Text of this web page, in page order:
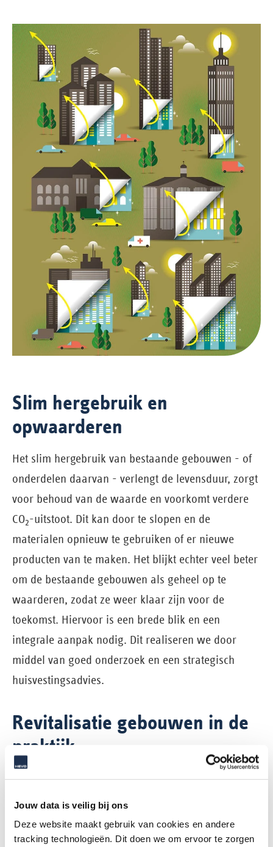
Jouw data is veilig bij ons
Deze website maakt gebruik van cookies en andere
tracking technologieën. Dit doen we om ervoor te zorgen
Slim hergebruik en
opwaarderen
Het slim hergebruik van bestaande gebouwen - of
onderdelen daarvan - verlengt de levensduur, zorgt
voor behoud van de waarde en voorkomt verdere
CO2-uitstoot. Dit kan door te slopen en de
materialen opnieuw te gebruiken of er nieuwe
producten van te maken. Het blijkt echter veel beter
om de bestaande gebouwen als geheel op te
waarderen, zodat ze weer klaar zijn voor de
toekomst. Hiervoor is een brede blik en een
integrale aanpak nodig. Dit realiseren we door
middel van goed onderzoek en een strategisch
huisvestingsadvies.
Revitalisatie gebouwen in de
praktijk
Er zijn allerlei vormen van revitalisering. Van
te laten functioneren tot een volledige casco
vernieuwbouw die tot minimaal 40 extra